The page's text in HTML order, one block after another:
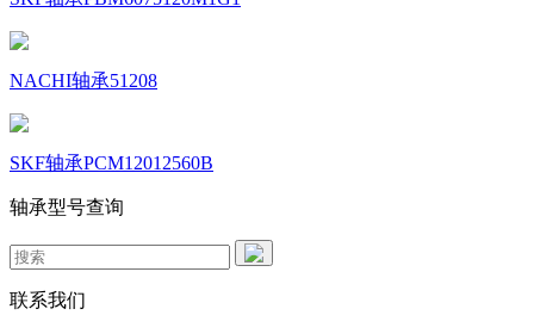
NACHI轴承51208
SKF轴承PCM12012560B
轴承型号查询
联系我们